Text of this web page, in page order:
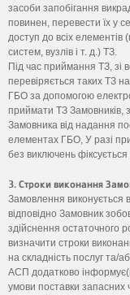
засоби запобігання
повинен, перевести їх у
доступ до всіх елементів
систем, вузлів і т. д.) ТЗ.
Під час приймання ТЗ, зі
перевіряється таких ТЗ
ГБО за допомогою
приймати ТЗ Замовників,
Замовника від надання
елементах ГБО, У разі
без виключень
3. Строки виконання
Замовлення виконується
відповідно Замовник
здійснення остаточного
визначити строки
на складність послуг та/
АСП додатково
умови поставки запасних